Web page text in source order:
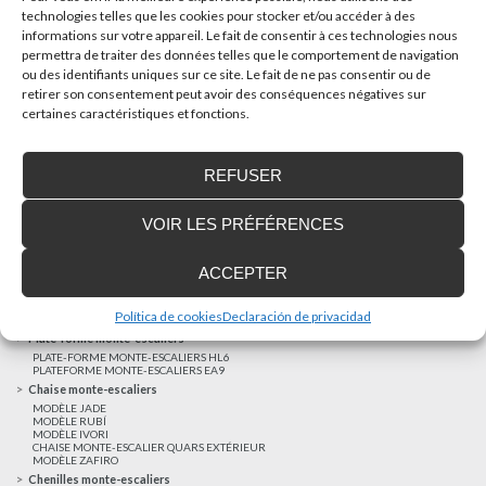
technologies telles que les cookies pour stocker et/ou accéder à des
informations sur votre appareil. Le fait de consentir à ces technologies nous
permettra de traiter des données telles que le comportement de navigation
ou des identifiants uniques sur ce site. Le fait de ne pas consentir ou de
retirer son consentement peut avoir des conséquences négatives sur
certaines caractéristiques et fonctions.
ACCEPTER
REFUSER
VOIR LES PRÉFÉRENCES
Política de cookiesDeclaración de privacidad
AUTRES NOUVELLES
Réalisations récentes
ASCENSEUR PRIVATIF EHP 05
ÉLÉVATEURS VERTICAUX BLE
Plate-forme monte-escaliers
PLATE-FORME MONTE-ESCALIERS HL6
PLATEFORME MONTE-ESCALIERS EA9
Chaise monte-escaliers
MODÈLE JADE
MODÈLE RUBÍ
MODÈLE IVORI
CHAISE MONTE-ESCALIER QUARS EXTÉRIEUR
MODÈLE ZAFIRO
Chenilles monte-escaliers